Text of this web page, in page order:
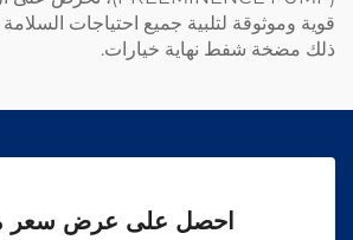
قوية وموثوقة لتلبية جميع احتياجات
ذلك مضخة شفط نهاية خيارات.
احصل على عرض سعر